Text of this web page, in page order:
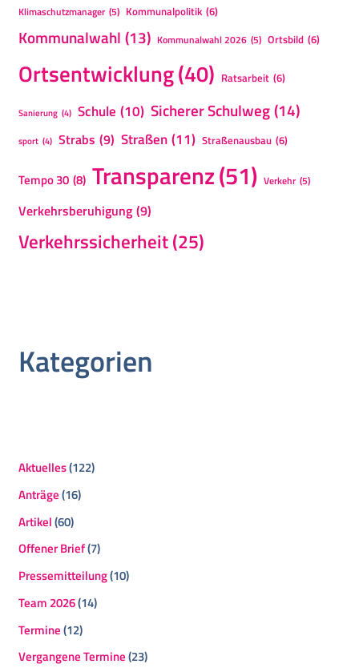
Klimaschutzmanager (5) Kommunalpolitik (6)
Kommunalwahl (13) Kommunalwahl 2026 (5) Ortsbild (6)
Ortsentwicklung(40) Ratsarbeit (6)
Sanierung (4) Schule (10) Sicherer Schulweg(14)
sport (4) Strabs (9) Straßen(11) Straßenausbau (6)
Tempo 30 (8) Transparenz(51) Verkehr (5)
Verkehrsberuhigung (9)
Verkehrssicherheit(25)
Kategorien
Aktuelles(122)
Anträge(16)
Artikel(60)
Offener Brief(7)
Pressemitteilung(10)
Team 2026(14)
Termine(12)
Vergangene Termine(23)